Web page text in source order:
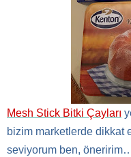
Mesh Stick Bitki Çayları
bizim marketlerde dikkat
seviyorum ben,